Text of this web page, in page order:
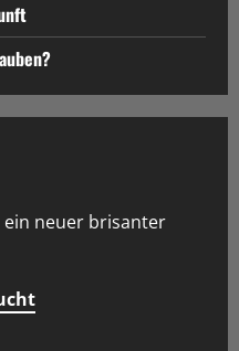
neuer brisanter